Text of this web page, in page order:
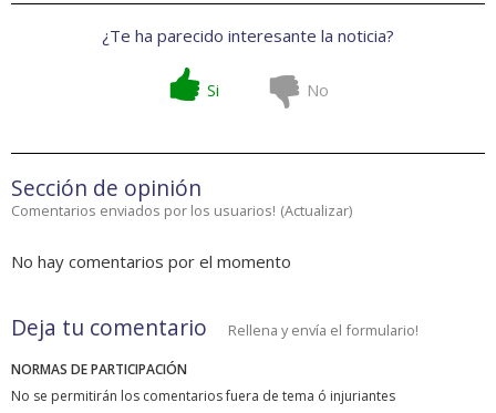
¿Te ha parecido interesante la noticia?
Si No
Sección de opinión
Comentarios enviados por los usuarios! (Actualizar)
No hay comentarios por el momento
Deja tu comentario Rellena y envía el formulario!
NORMAS DE PARTICIPACIÓN
No se permitirán los comentarios fuera de tema ó injuriantes